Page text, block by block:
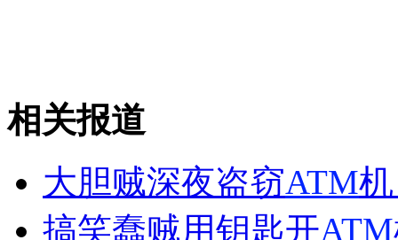
无痛分娩是否安全 医生回应
相关报道
大胆贼深夜盗窃ATM
搞笑蠢贼用钥匙开ATM